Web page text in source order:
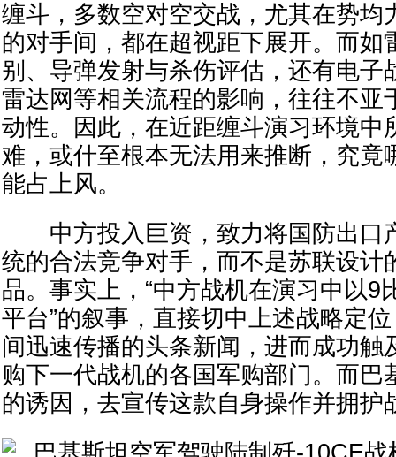
缠斗，多数空对空交战，尤其在势均
的对手间，都在超视距下展开。而如
别、导弹发射与杀伤评估，还有电子
雷达网等相关流程的影响，往往不亚
动性。因此，在近距缠斗演习环境中
难，或什至根本无法用来推断，究竟
能占上风。
中方投入巨资，致力将国防出口
统的合法竞争对手，而不是苏联设计
品。事实上，“中方战机在演习中以9
平台”的叙事，直接切中上述战略定
间迅速传播的头条新闻，进而成功触
购下一代战机的各国军购部门。而巴
的诱因，去宣传这款自身操作并拥护